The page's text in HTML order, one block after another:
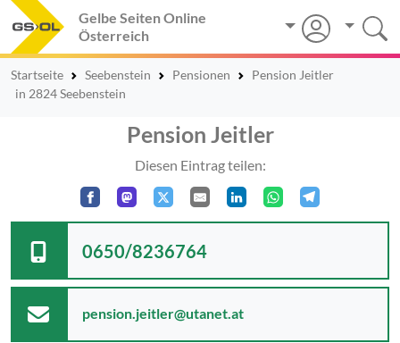
Gelbe Seiten Online
Österreich
Startseite Seebenstein Pensionen
Pension Jeitler
in 2824 Seebenstein
Pension Jeitler
Diesen Eintrag teilen:
0650/8236764
pension.jeitler@utanet.at